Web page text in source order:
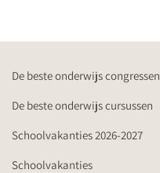
De beste onderwijs congressen
De beste onderwijs cursussen
Schoolvakanties 2026-2027
Schoolvakanties